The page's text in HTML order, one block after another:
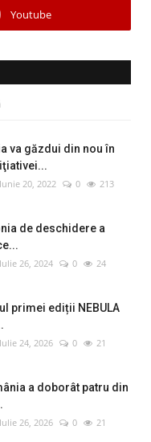
Youtube
va găzdui din nou în
Iunie 20, 2022 0 213
de deschidere a
Iulie 26, 2024 0 24
primei ediții NEBULA
Iulie 24, 2026 0 21
a doborât patru din
Iulie 26, 2026 0 21